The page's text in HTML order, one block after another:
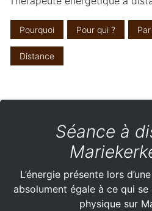
Pourquoi Pour qui ?
Distance
Séance à
L’énergie présente lors
absolument égale à ce qui se
physique sur